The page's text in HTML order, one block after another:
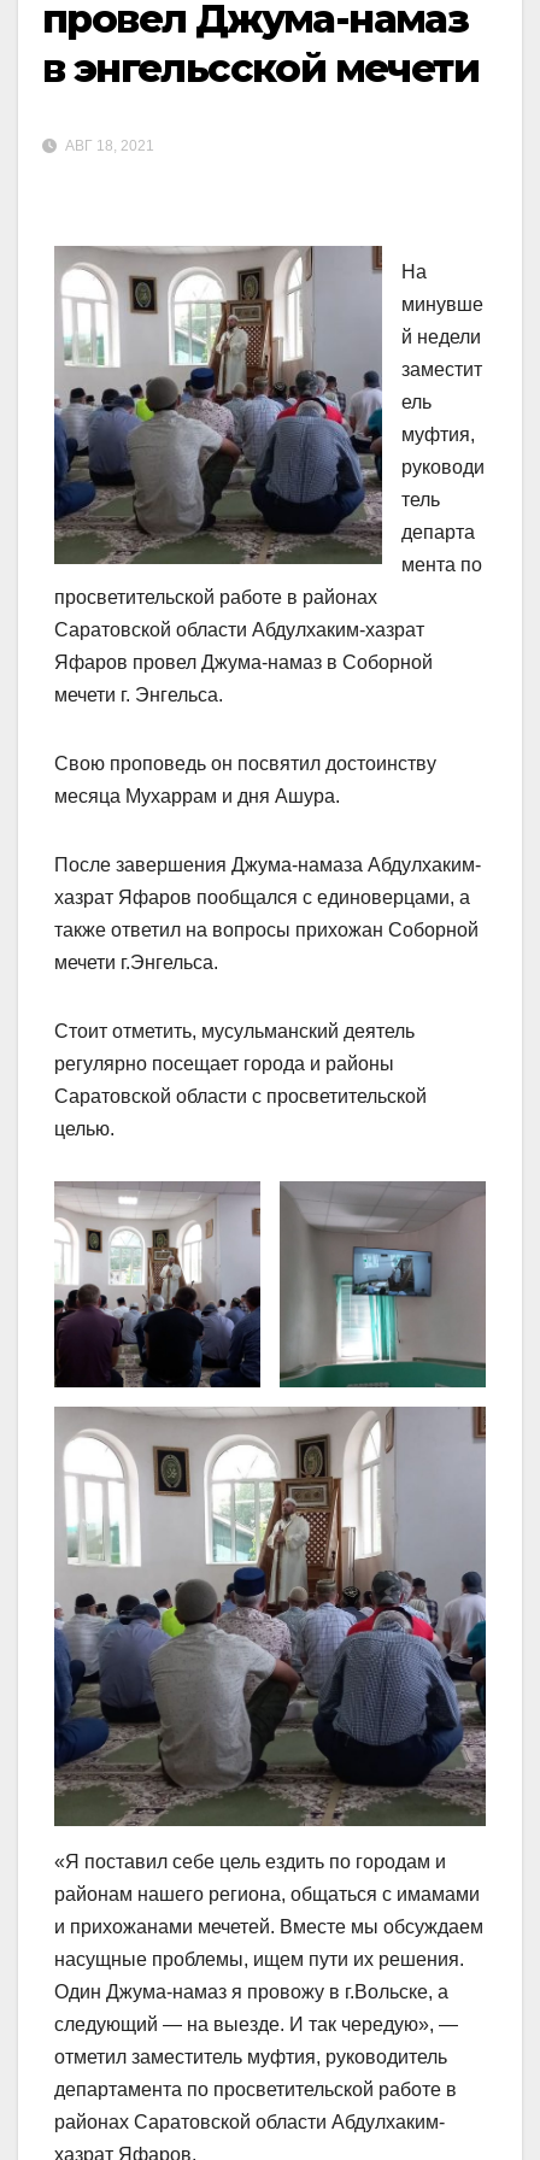
провел Джума-намаз
в энгельсской мечети
АВГ 18, 2021
На
минувше
й недели
заместит
ель
муфтия,
руководи
тель
департа
мента по
просветительской работе в районах
Саратовской области Абдулхаким-хазрат
Яфаров провел Джума-намаз в Соборной
мечети г. Энгельса.
Свою проповедь он посвятил достоинству
месяца Мухаррам и дня Ашура.
После завершения Джума-намаза Абдулхаким-
хазрат Яфаров пообщался с единоверцами, а
также ответил на вопросы прихожан Соборной
мечети г.Энгельса.
Стоит отметить, мусульманский деятель
регулярно посещает города и районы
Саратовской области с просветительской
целью.
«Я поставил себе цель ездить по городам и
районам нашего региона, общаться с имамами
и прихожанами мечетей. Вместе мы обсуждаем
насущные проблемы, ищем пути их решения.
Один Джума-намаз я провожу в г.Вольске, а
следующий — на выезде. И так чередую», —
отметил заместитель муфтия, руководитель
департамента по просветительской работе в
районах Саратовской области Абдулхаким-
хазрат Яфаров.